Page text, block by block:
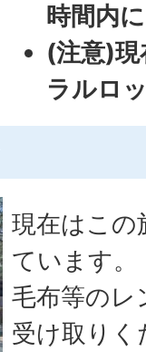
時間内
(注意)
ラルロ
現在はこの
ています。
毛布等のレ
受け取りく